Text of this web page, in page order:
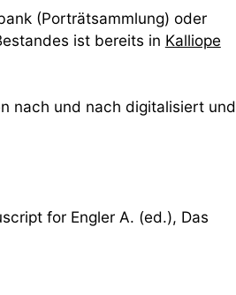
(Porträtsammlung) oder
ist bereits in Kalliope
nach und nach digitalisiert und
for Engler A. (ed.), Das